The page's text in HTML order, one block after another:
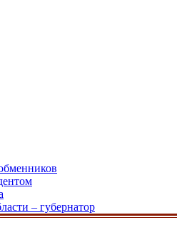
– губернатор